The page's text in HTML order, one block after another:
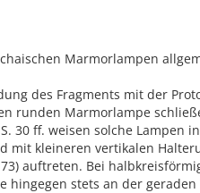
Marmorlampen
des Fragments mit der
runden Marmorlampe
S. 30 ff. weisen solche Lampen
mit kleineren vertikalen
auftreten. Bei
hingegen stets an der